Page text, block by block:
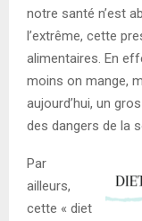
notre santé n’est
l’extrême, cette
alimentaires. En
moins on mange,
aujourd’hui, un
des dangers de la
Par
ailleurs,
cette « diet